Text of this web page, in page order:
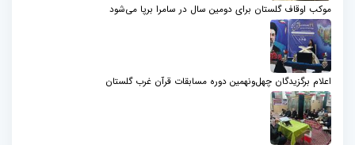
موکب اوقاف گلستان برای دومین سال در سامرا برپا می‌شود
اعلام برگزیدگان چهل‌ونهمین دوره مسابقات قرآن غرب گلستان